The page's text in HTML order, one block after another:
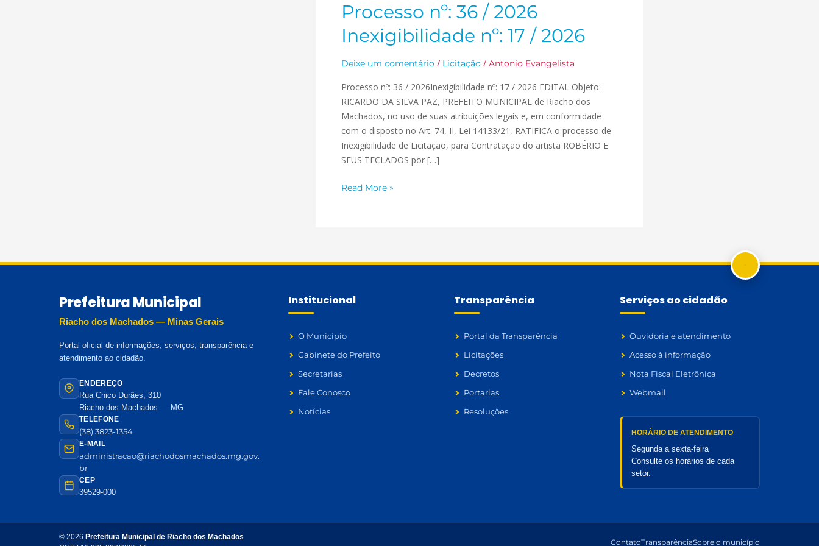
Processo nº: 36 / 2026
Inexigibilidade nº: 17 / 2026
Deixe um comentário / Licitação /Antonio Evangelista
Processo nº: 36 / 2026Inexigibilidade nº: 17 / 2026 EDITAL Objeto:
RICARDO DA SILVA PAZ, PREFEITO MUNICIPAL de Riacho dos
Machados, no uso de suas atribuições legais e, em conformidade
com o disposto no Art. 74, II, Lei 14133/21, RATIFICA o processo de
Inexigibilidade de Licitação, para Contratação do artista ROBÉRIO E
SEUS TECLADOS por […]
Processo
nº:
36
2026
Read More »
Prefeitura Municipal
Riacho dos Machados — Minas Gerais
Portal oficial de informações, serviços, transparência e
atendimento ao cidadão.
ENDEREÇO
Rua Chico Durães, 310
Riacho dos Machados — MG
TELEFONE
(38) 3823-1354
E-MAIL
administracao@riachodosmachados.mg.gov.
br
CEP
39529-000
Institucional
O Município
Gabinete do Prefeito
Secretarias
Fale Conosco
Notícias
Transparência
Portal da Transparência
Licitações
Decretos
Portarias
Resoluções
Serviços ao cidadão
Ouvidoria e atendimento
Acesso à informação
Nota Fiscal Eletrônica
Webmail
HORÁRIO DE ATENDIMENTO
Segunda a sexta-feira
Consulte os horários de cada
setor.
© 2026 Prefeitura Municipal de Riacho dos Machados
ContatoTransparênciaSobre o município